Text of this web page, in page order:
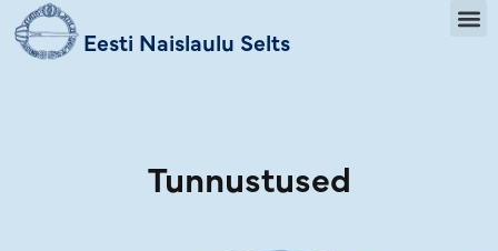
Eesti Naislaulu Selts
Tunnustused